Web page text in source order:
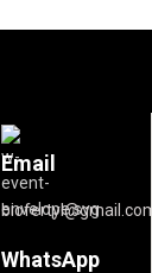
Email
biofertyl@gmail.com
WhatsApp